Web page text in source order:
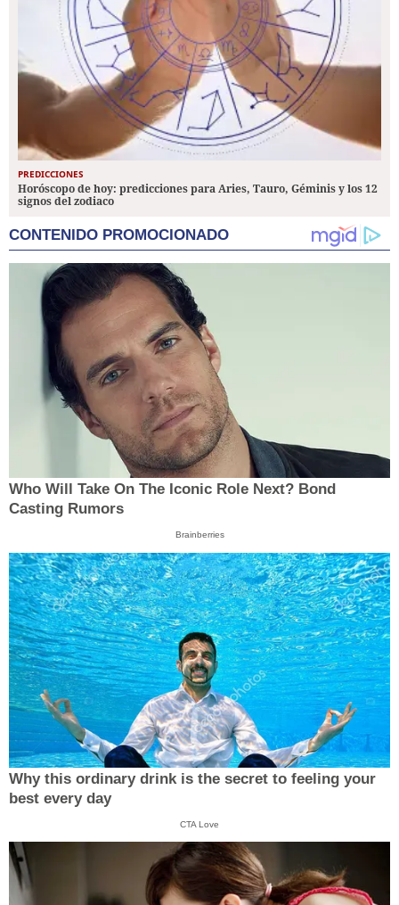
PREDICCIONES
Horóscopo de hoy: predicciones para Aries, Tauro, Géminis y los 12
signos del zodiaco
CONTENIDO PROMOCIONADO
Who Will Take On The Iconic Role Next? Bond
Casting Rumors
Brainberries
Why this ordinary drink is the secret to feeling your
best every day
CTA Love